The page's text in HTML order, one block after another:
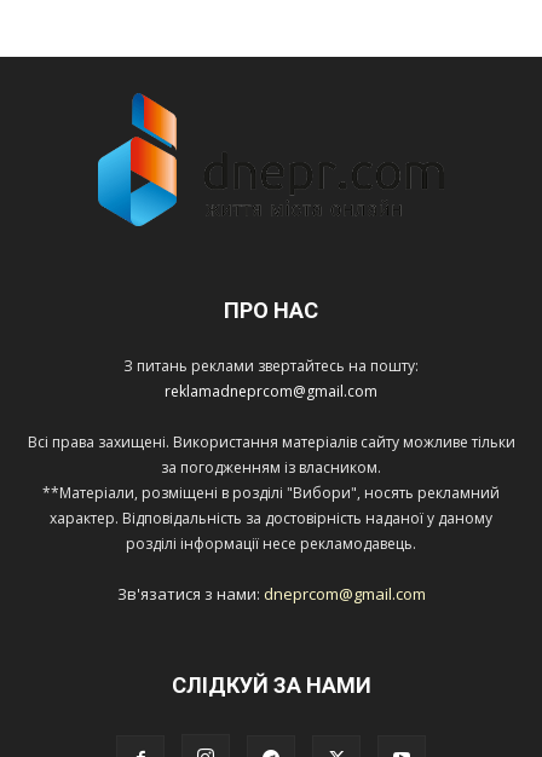
ПРО НАС
З питань реклами звертайтесь на пошту:
reklamadneprcom@gmail.com
Всі права захищені. Використання матеріалів сайту можливе тільки
за погодженням із власником.
**Матеріали, розміщені в розділі "Вибори", носять рекламний
характер. Відповідальність за достовірність наданої у даному
розділі інформації несе рекламодавець.
Зв'язатися з нами: dneprcom@gmail.com
СЛІДКУЙ ЗА НАМИ